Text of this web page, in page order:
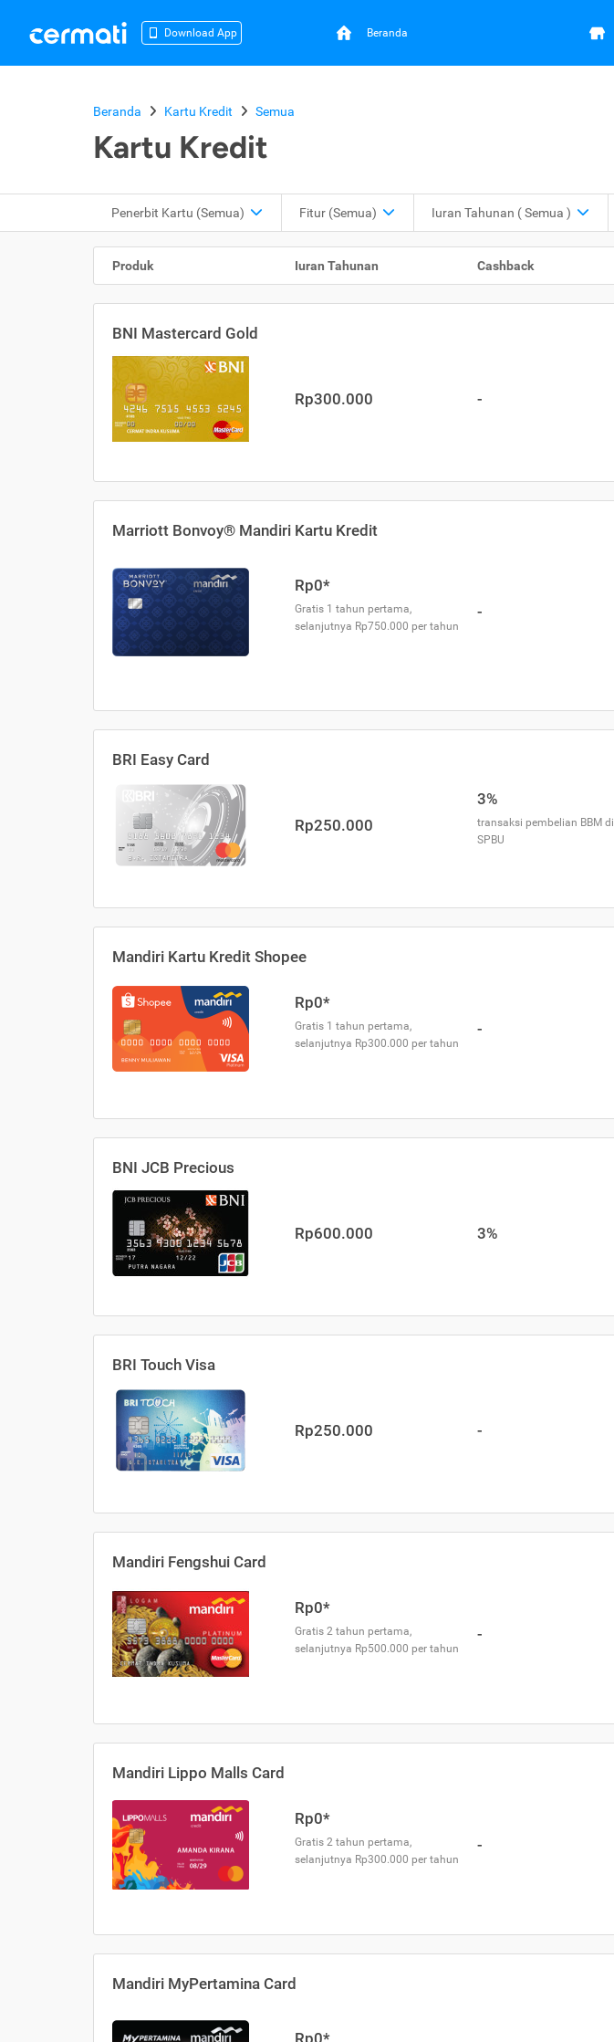
Download App Beranda
Beranda Kartu Kredit Semua
Kartu Kredit
Penerbit Kartu (Semua) Fitur (Semua) Iuran Tahunan ( Semua )
Produk Iuran Tahunan Cashback
BNI Mastercard Gold
Rp300.000 -
Marriott Bonvoy® Mandiri Kartu Kredit
Rp0*
Gratis 1 tahun pertama,
selanjutnya Rp750.000 per tahun
-
BRI Easy Card
Rp250.000
3%
transaksi pembelian BBM di
SPBU
Mandiri Kartu Kredit Shopee
Rp0*
Gratis 1 tahun pertama,
selanjutnya Rp300.000 per tahun
-
BNI JCB Precious
Rp600.000 3%
BRI Touch Visa
Rp250.000 -
Mandiri Fengshui Card
Rp0*
Gratis 2 tahun pertama,
selanjutnya Rp500.000 per tahun
-
Mandiri Lippo Malls Card
Rp0*
Gratis 2 tahun pertama,
selanjutnya Rp300.000 per tahun
-
Mandiri MyPertamina Card
Rp0*